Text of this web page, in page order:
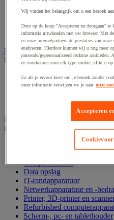
Folderrek
Mobiel folderrek
Tafel folderstandaard
Wandfolderhouder
Inname en beheer van geld
Bekijk de hele productgroep
Barcode scanner en
Biljettenteller/sorteerder en
Valsgelddetectie en
IT en multimedia
Bekijk de hele productgroep
Computertassen
Data opslag
IT-randapparatuur
Netwerkapparatuur en -
Printer, 3D-printer en
Refurbished
Scherm-, pc- en tablethouder
Wij vinden het belangrijk om u een bezoek
Door op de knop "Accepteren en doorgaan"
informatie uitwisselen met uw browser. Met
en onze internetpartners de prestaties van
analyseren. Hierdoor kunnen wij u nog meer
passende/gepersonaliseerd reclame
en voorkeuren voor elk type cookie, klikt u op
En als je ervoor kiest om je bezoek zonder
meer informatie verwijzen we je naar onze
Accepteren